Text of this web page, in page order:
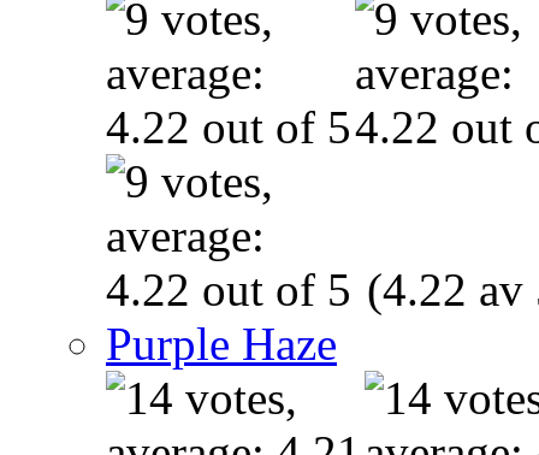
(4.22 av
Purple Haze